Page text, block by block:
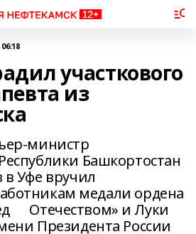
участкового
из
министр
Башкортостан
Уфе вручил
медали ордена
Отечеством» и Луки
Президента России